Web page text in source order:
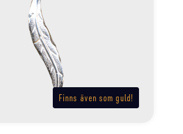
Finns även som guld!